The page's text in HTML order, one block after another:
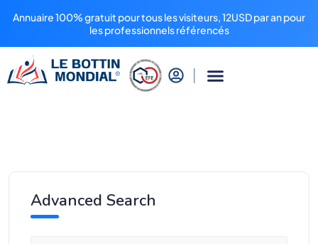
Annuaire 100% gratuit pour tous les visiteurs, 12USD par an pour
les professionnels référencés
Advanced Search